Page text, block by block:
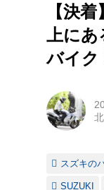
【決
上にあ
バイク
スズキの
SUZUKI